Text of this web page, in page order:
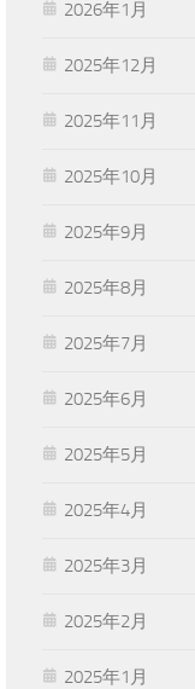
2026年1月
2025年12月
2025年11月
2025年10月
2025年9月
2025年8月
2025年7月
2025年6月
2025年5月
2025年4月
2025年3月
2025年2月
2025年1月